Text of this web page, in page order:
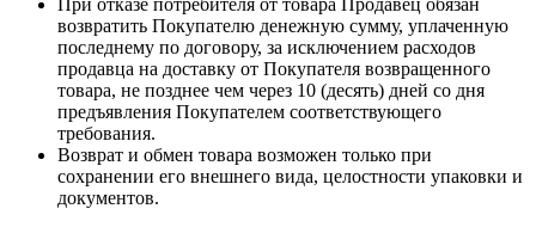
При отказе потребителя от товара Продавец обязан
возвратить Покупателю денежную сумму, уплаченную
последнему по договору, за исключением расходов
продавца на доставку от Покупателя возвращенного
товара, не позднее чем через 10 (десять) дней со дня
предъявления Покупателем соответствующего
требования.
Возврат и обмен товара возможен только при
сохранении его внешнего вида, целостности упаковки и
документов.